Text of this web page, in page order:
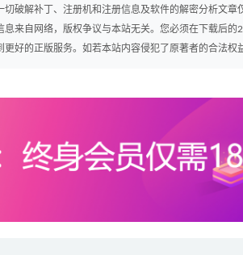
破解补丁、注册机和注册信息及软件的解密分析文章
来自网络，版权争议与本站无关。您必须在下载后的
好的正版服务。如若本站内容侵犯了原著者的合法权